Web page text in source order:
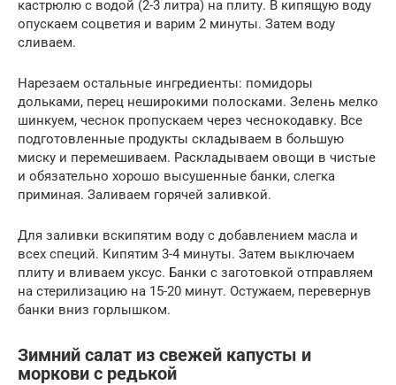
кастрюлю с водой (2-3 литра) на плиту. В кипящую воду
опускаем соцветия и варим 2 минуты. Затем воду
сливаем.
Нарезаем остальные ингредиенты: помидоры
дольками, перец неширокими полосками. Зелень мелко
шинкуем, чеснок пропускаем через чеснокодавку. Все
подготовленные продукты складываем в большую
миску и перемешиваем. Раскладываем овощи в чистые
и обязательно хорошо высушенные банки, слегка
приминая. Заливаем горячей заливкой.
Для заливки вскипятим воду с добавлением масла и
всех специй. Кипятим 3-4 минуты. Затем выключаем
плиту и вливаем уксус. Банки с заготовкой отправляем
на стерилизацию на 15-20 минут. Остужаем, перевернув
банки вниз горлышком.
Зимний салат из свежей капусты и
моркови с редькой